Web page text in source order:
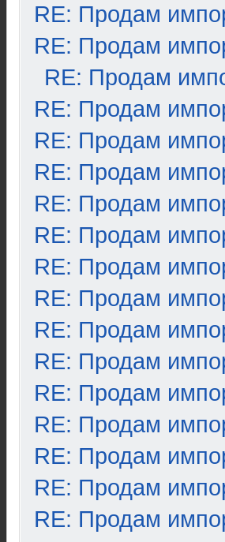
RE: Продам
RE: Продам
RE: Продам
RE: Продам
RE: Продам
RE: Продам
RE: Продам
RE: Продам
RE: Продам
RE: Продам
RE: Продам
RE: Продам
RE: Продам
RE: Продам
RE: Продам
RE: Продам
RE: Продам